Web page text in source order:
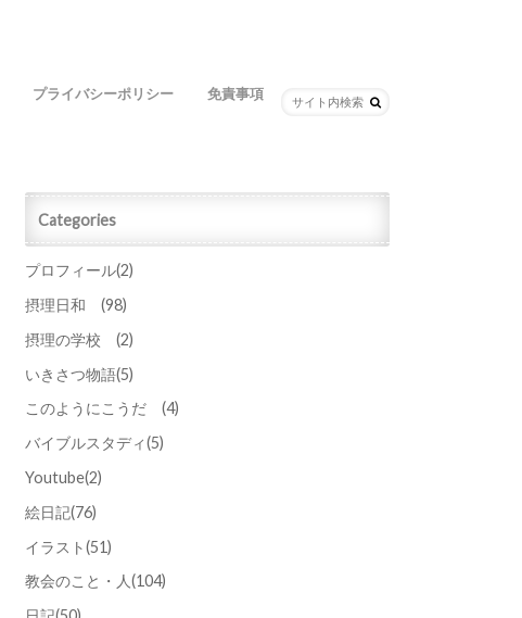
プライバシーポリシー 免責事項
Categories
プロフィール(2)
摂理日和 (98)
摂理の学校 (2)
いきさつ物語(5)
このようにこうだ (4)
バイブルスタディ(5)
Youtube(2)
絵日記(76)
イラスト(51)
教会のこと・人(104)